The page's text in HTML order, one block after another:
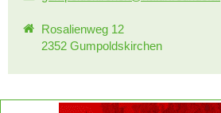
Rosalienweg 12
2352 Gumpoldskirchen